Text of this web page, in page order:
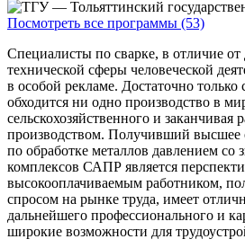
Посмотреть все программы (53)
Специалисты по сварке, в отличие от
технической сферы человеческой
в особой рекламе. Достаточно только
обходится ни одно производство в
сельскохозяйственного и заканчивая
производством. Получивший высшее
по обработке металлов давлением
комплексов САПР является
высокооплачиваемым работником,
спросом на рынке труда, имеет
дальнейшего профессионального и
широкие возможности для